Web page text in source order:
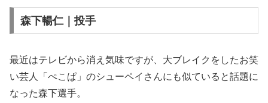
森下暢仁｜投手
最近はテレビから消え気味ですが、大ブレイクをしたお笑
い芸人「ぺこぱ」のシューペイさんにも似ていると話題に
なった森下選手。